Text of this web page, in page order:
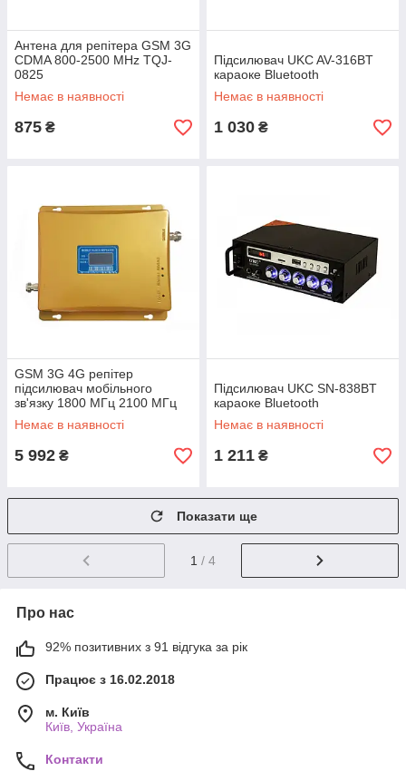
Антена для репітера GSM 3G
CDMA 800-2500 MHz TQJ-
0825
Немає в наявності
875 ₴
Підсилювач UKC AV-316BT
караоке Bluetooth
Немає в наявності
1 030 ₴
GSM 3G 4G репітер
підсилювач мобільного
зв'язку 1800 МГц 2100 МГц
антена 40см
Немає в наявності
5 992 ₴
Підсилювач UKC SN-838BT
караоке Bluetooth
Немає в наявності
1 211 ₴
Показати ще
1 / 4
Про нас
92% позитивних з 91 відгука за рік
Працює з 16.02.2018
м. Київ
Київ, Україна
Контакти